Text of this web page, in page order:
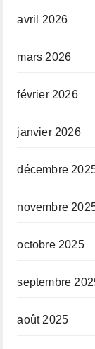
avril 2026
mars 2026
février 2026
janvier 2026
décembre
novembre
octobre 2025
septembre
août 2025